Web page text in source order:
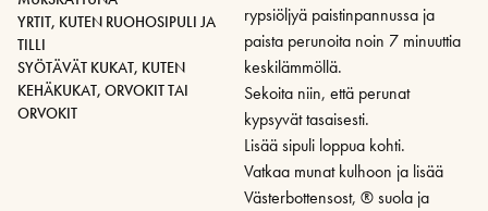
YRTIT, KUTEN RUOHOSIPULI JA
TILLI
SYÖTÄVÄT KUKAT, KUTEN
KEHÄKUKAT, ORVOKIT TAI
ORVOKIT
rypsiöljyä paistinpannussa ja
paista perunoita noin 7 minuuttia
keskilämmöllä.
Sekoita niin, että perunat
kypsyvät tasaisesti.
Lisää sipuli loppua kohti.
Vatkaa munat kulhoon ja lisää
Västerbottensost, ® suola ja